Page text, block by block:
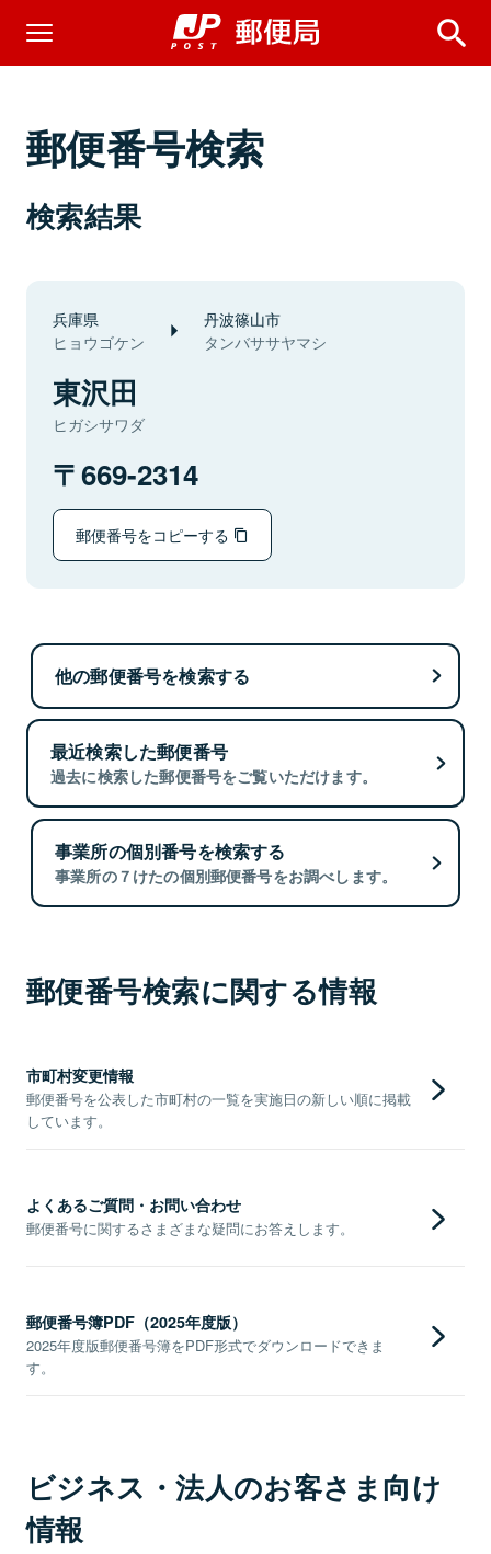
郵便番号検索
検索結果
兵庫県
ヒョウゴケン
丹波篠山市
タンバササヤマシ
東沢田
ヒガシサワダ
669-2314
郵便番号をコピーする
他の郵便番号を検索する
最近検索した郵便番号
過去に検索した郵便番号をご覧いただけます。
事業所の個別番号を検索する
事業所の７けたの個別郵便番号をお調べします。
郵便番号検索に関する情報
市町村変更情報
郵便番号を公表した市町村の一覧を実施日の新しい順に掲載
しています。
よくあるご質問・お問い合わせ
郵便番号に関するさまざまな疑問にお答えします。
郵便番号簿PDF（2025年度版）
2025年度版郵便番号簿をPDF形式でダウンロードできま
す。
ビジネス・法人のお客さま向け
情報